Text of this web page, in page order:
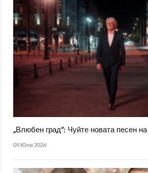
„Влюбен град“: Чуйте новата песен
09 Юли 2026